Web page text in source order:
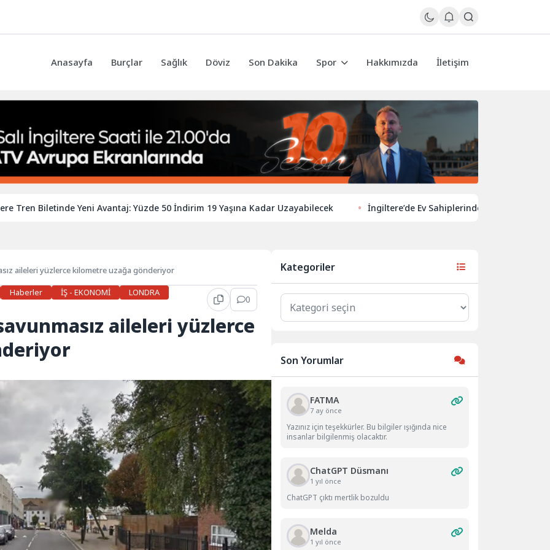
Anasayfa Burçlar Sağlık Döviz Son Dakika Spor Hakkımızda İletişim
Yeni Avantaj: Yüzde 50 İndirim 19 Yaşına Kadar Uzayabilecek İngiltere’de Ev Sahiplerinden Yeni Yönelim: Vergi ve
aileleri yüzlerce kilometre uzağa gönderiyor
Haberler İŞ - EKONOMİ
LONDRA
0
aileleri yüzlerce
Kategoriler
Kategoriler
Son Yorumlar
FATMA
7 ay önce
Yazınız için teşekkürler. Bu bilgiler ışığında nice
insanlar bilgilenmiş olacaktır.
ChatGPT Düsmanı
1 yıl önce
ChatGPT çıktı mertlik bozuldu
Melda
1 yıl önce